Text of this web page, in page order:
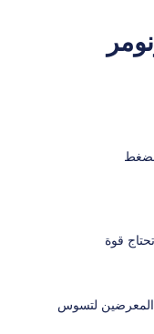
قوة
المعرضين لتسوس